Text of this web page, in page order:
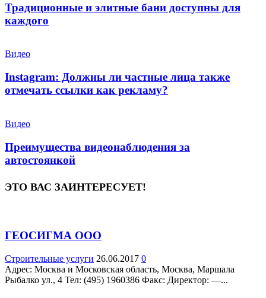
Традиционные и элитные бани доступны для
каждого
Видео
Instagram: Должны ли частные лица также
отмечать ссылки как рекламу?
Видео
Преимущества видеонаблюдения за
автостоянкой
ЭТО ВАС ЗАИНТЕРЕСУЕТ!
ГЕОСИГМА ООО
Строительные услуги 26.06.2017 0
Адрес: Москва и Московская область, Москва, Маршала
Рыбалко ул., 4 Teл: (495) 1960386 Факс: Директор: —...